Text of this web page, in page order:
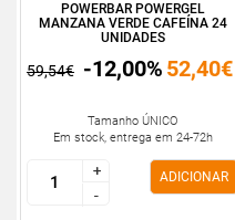
POWERBAR POWERGEL
MANZANA VERDE CAFEÍNA 24
UNIDADES
59,54€ -12,00% 52,40€
Tamanho ÚNICO
Em stock, entrega em 24-72h
+
-
+
-
ADICIONAR